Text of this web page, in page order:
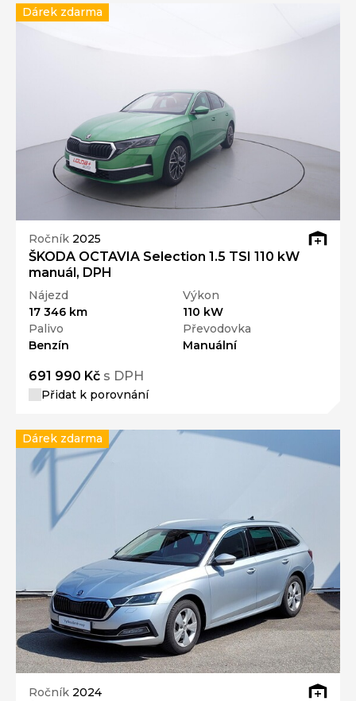
Ročník 2025
ŠKODA OCTAVIA Selection 1.5 TSI 110 kW
manuál, DPH
Nájezd
17 346 km
Výkon
110 kW
Palivo
Benzín
Převodovka
Manuální
691 990 Kč s DPH
Přidat k porovnání
Dárek zdarma
Ročník 2024
Dárek zdarma